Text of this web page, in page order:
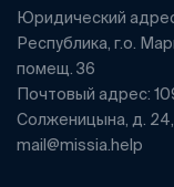
Юридический
Республика, г.о.
помещ. 36
Почтовый адрес:
Солженицына, д. 24,
mail@missia.help